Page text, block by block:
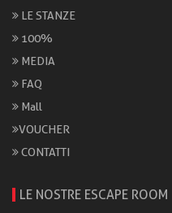
LE STANZE
100%
MEDIA
FAQ
Mall
VOUCHER
CONTATTI
LE NOSTRE ESCAPE ROOM